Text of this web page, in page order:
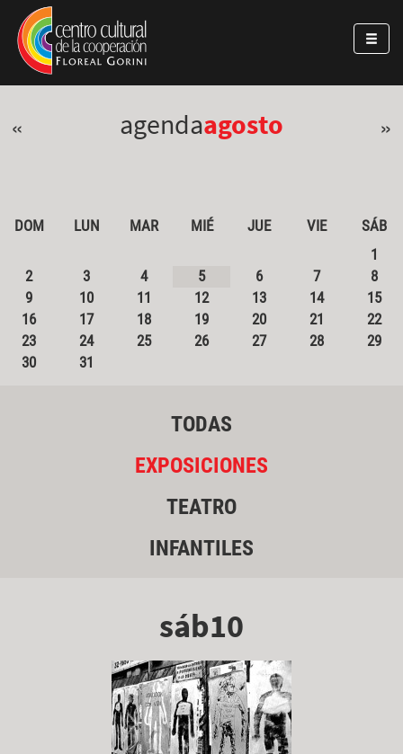
Pasar al contenido principal
Jump to main content
« agendaagosto »
DOM LUN MAR MIÉ JUE VIE
SÁB
1
2
3 4 5 6 7
8
9
10 11 12 13 14
15
16
17 18 19 20 21
22
23
24 25 26 27 28
29
30
31
TODAS
EXPOSICIONES
TEATRO
INFANTILES
sáb10